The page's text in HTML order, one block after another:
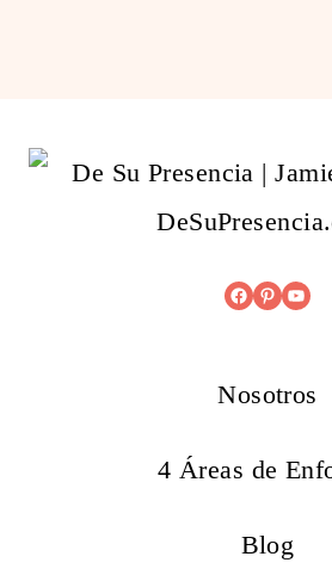
Facebook
Pinterest
Nosotros
4 Áreas de
Blog